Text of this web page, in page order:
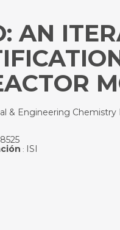
AN
& Engineering Chemistry
: ISI